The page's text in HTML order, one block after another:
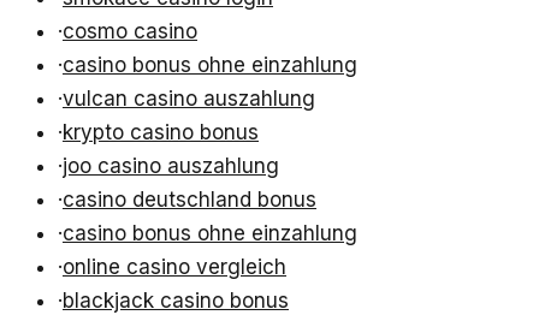
·cosmo casino
·casino bonus ohne einzahlung
·vulcan casino auszahlung
·krypto casino bonus
·joo casino auszahlung
·casino deutschland bonus
·casino bonus ohne einzahlung
·online casino vergleich
·blackjack casino bonus